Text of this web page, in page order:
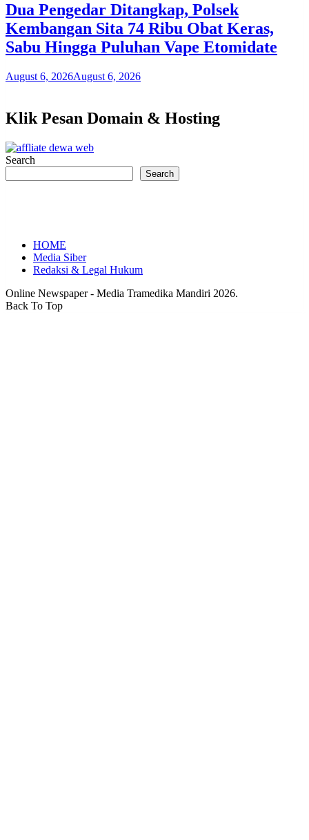
Dua Pengedar Ditangkap, Polsek
Kembangan Sita 74 Ribu Obat Keras,
Sabu Hingga Puluhan Vape Etomidate
August 6, 2026August 6, 2026
Klik Pesan Domain & Hosting
Search
Search
HOME
Media Siber
Redaksi & Legal Hukum
Online Newspaper - Media Tramedika Mandiri 2026.
Back To Top